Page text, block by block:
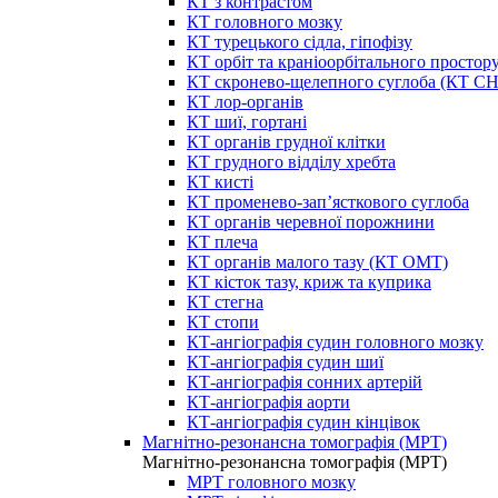
КТ головного мозку
КТ турецького сідла, гіпофізу
КТ орбіт та краніоорбітального
КТ скронево-щелепного суглоба (КТ
КТ лор-органів
КТ шиї, гортані
КТ органів грудної клітки
КТ грудного відділу хребта
КТ кисті
КТ променево-зап’ясткового суглоба
КТ органів черевної порожнини
КТ плеча
КТ органів малого тазу (КТ ОМТ)
КТ кісток тазу, криж та куприка
КТ стегна
КТ стопи
КТ-ангіографія судин головного мозку
КТ-ангіографія судин шиї
КТ-ангіографія сонних артерій
КТ-ангіографія аорти
КТ-ангіографія судин кінцівок
Магнітно-резонансна томографія (МРТ)
Магнітно-резонансна томографія (МРТ)
МРТ головного мозку